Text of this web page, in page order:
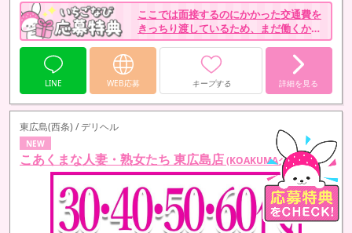
ここでは面接するのにかかった交通費を
きっちり渡しているため、まだ働くかど
うかはっきり決めていなくても応募して
みてください。
LINE WEB応募 キープする 詳細を見る
東広島(西条) / デリヘル
NEW
こあくまな人妻・熟女たち 東広島店(KOAKUMAグループ)